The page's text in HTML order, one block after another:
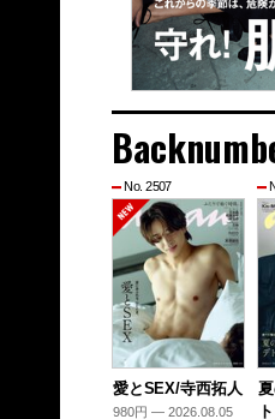
No. 2507
愛とSEX/寺西拓人
980円 — 2026.08.05